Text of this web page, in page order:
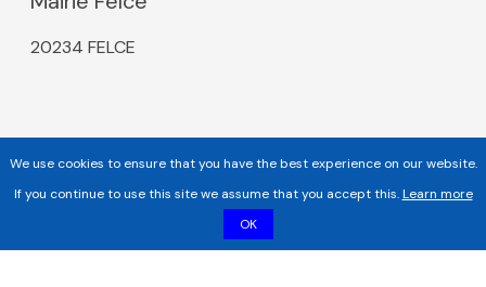
20234 FELCE
We use cookies to ensure that you have the best experience on our website.
If you continue to use this site we assume that you accept this.Learn more
OK